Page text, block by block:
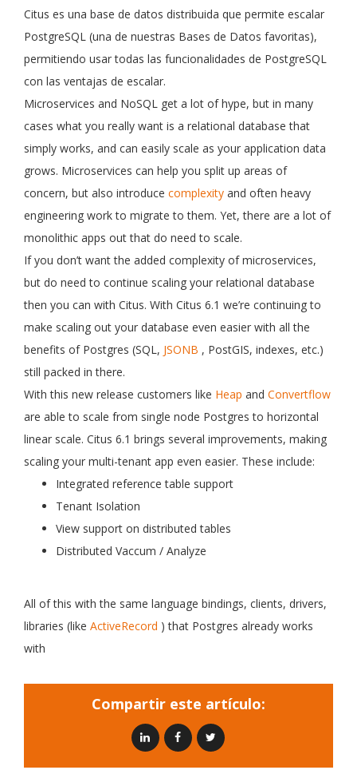
Citus es una base de datos distribuida que permite escalar
PostgreSQL (una de nuestras Bases de Datos favoritas),
permitiendo usar todas las funcionalidades de PostgreSQL
con las ventajas de escalar.
Microservices and NoSQL get a lot of hype, but in many
cases what you really want is a relational database that
simply works, and can easily scale as your application data
grows. Microservices can help you split up areas of
concern, but also introduce complexity and often heavy
engineering work to migrate to them. Yet, there are a lot of
monolithic apps out that do need to scale.
If you don’t want the added complexity of microservices,
but do need to continue scaling your relational database
then you can with Citus. With Citus 6.1 we’re continuing to
make scaling out your database even easier with all the
benefits of Postgres (SQL, JSONB , PostGIS, indexes, etc.)
still packed in there.
With this new release customers like Heap and Convertflow
are able to scale from single node Postgres to horizontal
linear scale. Citus 6.1 brings several improvements, making
scaling your multi-tenant app even easier. These include:
Integrated reference table support
Tenant Isolation
View support on distributed tables
Distributed Vaccum / Analyze
All of this with the same language bindings, clients, drivers,
libraries (like ActiveRecord ) that Postgres already works
with
Compartir este artículo: